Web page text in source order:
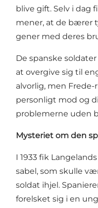
blive gift. Selv i dag
mener, at de bærer
gener med deres
De spanske
at overgive sig til
alvorlig, men
personligt mod og
problemerne uden
Mysteriet om den
I 1933 fik
sabel, som skulle
soldat ihjel.
forelsket sig i en